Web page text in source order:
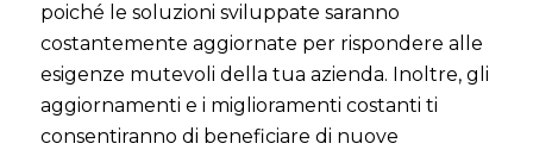
poiché le soluzioni sviluppate saranno
costantemente aggiornate per rispondere alle
esigenze mutevoli della tua azienda. Inoltre, gli
aggiornamenti e i miglioramenti costanti ti
consentiranno di beneficiare di nuove